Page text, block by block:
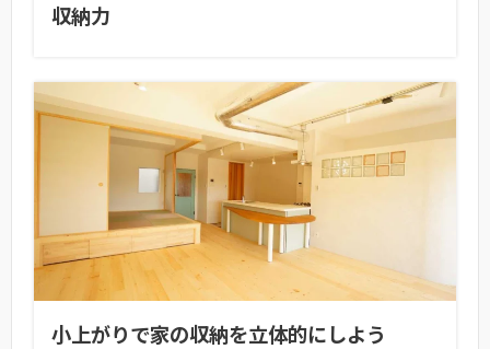
収納力
小上がりで家の収納を立体的にしよう